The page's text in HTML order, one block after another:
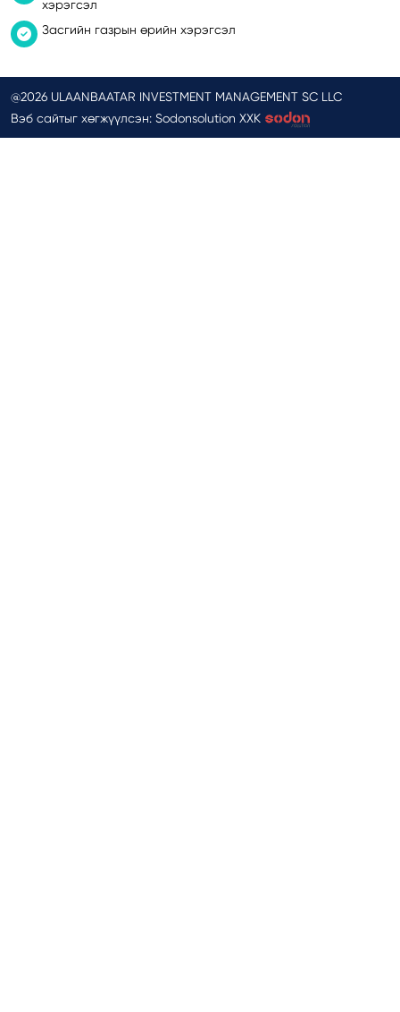
хэрэгсэл
Засгийн газрын өрийн хэрэгсэл
@2026 ULAANBAATAR INVESTMENT MANAGEMENT SC LLC
Вэб сайтыг хөгжүүлсэн: Sodonsolution ХХК